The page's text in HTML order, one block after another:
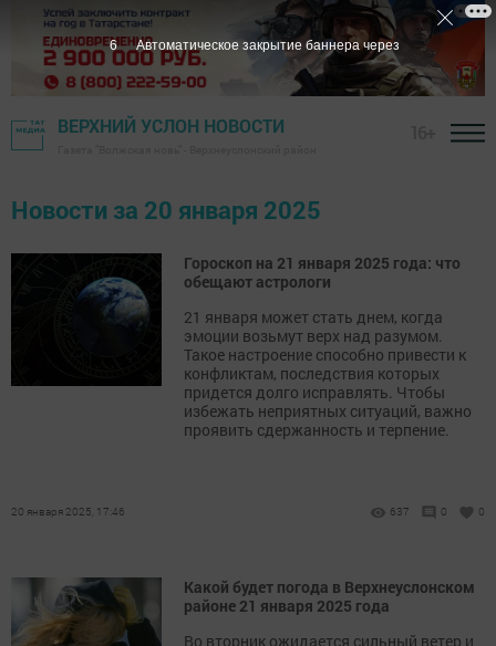
ВЕРХНИЙ УСЛОН НОВОСТИ
Новости за 20 января 2025
Гороскоп на 21 января 2025 года: что
обещают астрологи
21 января может стать днем, когда
эмоции возьмут верх над разумом.
Такое настроение способно привести к
конфликтам, последствия которых
придется долго исправлять. Чтобы
избежать неприятных ситуаций, важно
проявить сдержанность и терпение.
20 января 2025, 17:46 637 0 0
Какой будет погода в Верхнеуслонском
районе 21 января 2025 года
Во вторник ожидается сильный ветер и
5 Автоматическое закрытие баннера через